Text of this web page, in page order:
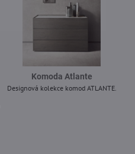
Komoda Atlante
Designová kolekce komod ATLANTE.